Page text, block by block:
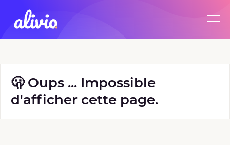
🫢 Oups ... Impossible
d'afficher cette page.